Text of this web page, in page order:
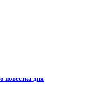
повестка дня